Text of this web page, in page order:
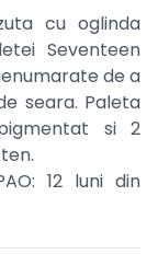
cu oglinda
Seventeen
de a
seara. Paleta
si 2
12 luni din